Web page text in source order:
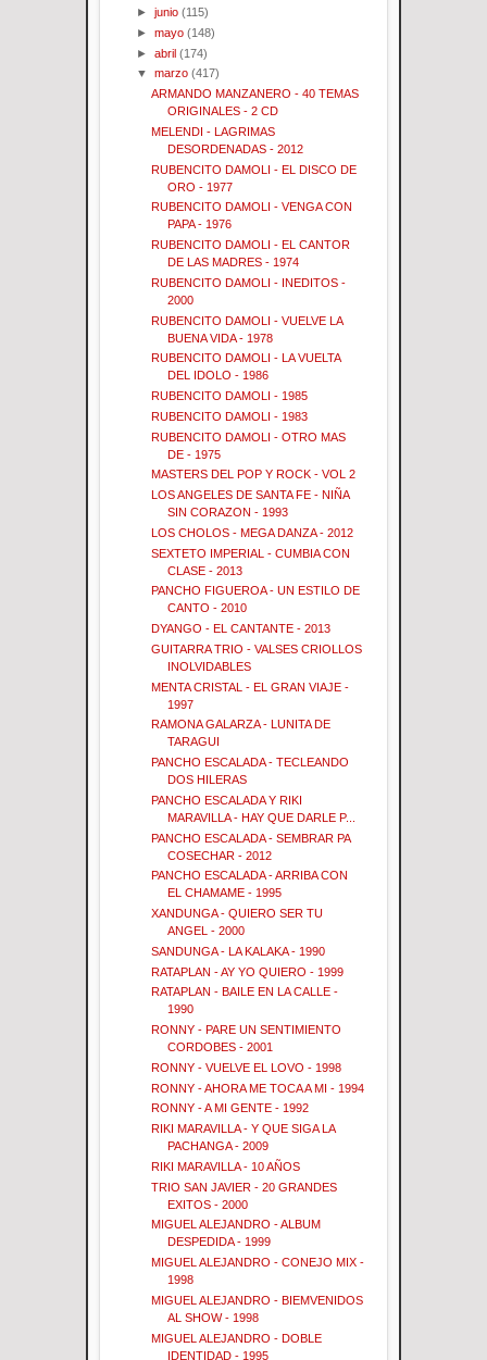
►junio (115)
►mayo (148)
►abril (174)
▼marzo (417)
ARMANDO MANZANERO - 40 TEMAS
ORIGINALES - 2 CD
MELENDI - LAGRIMAS
DESORDENADAS - 2012
RUBENCITO DAMOLI - EL DISCO DE
ORO - 1977
RUBENCITO DAMOLI - VENGA CON
PAPA - 1976
RUBENCITO DAMOLI - EL CANTOR
DE LAS MADRES - 1974
RUBENCITO DAMOLI - INEDITOS -
2000
RUBENCITO DAMOLI - VUELVE LA
BUENA VIDA - 1978
RUBENCITO DAMOLI - LA VUELTA
DEL IDOLO - 1986
RUBENCITO DAMOLI - 1985
RUBENCITO DAMOLI - 1983
RUBENCITO DAMOLI - OTRO MAS
DE - 1975
MASTERS DEL POP Y ROCK - VOL 2
LOS ANGELES DE SANTA FE - NIÑA
SIN CORAZON - 1993
LOS CHOLOS - MEGA DANZA - 2012
SEXTETO IMPERIAL - CUMBIA CON
CLASE - 2013
PANCHO FIGUEROA - UN ESTILO DE
CANTO - 2010
DYANGO - EL CANTANTE - 2013
GUITARRA TRIO - VALSES CRIOLLOS
INOLVIDABLES
MENTA CRISTAL - EL GRAN VIAJE -
1997
RAMONA GALARZA - LUNITA DE
TARAGUI
PANCHO ESCALADA - TECLEANDO
DOS HILERAS
PANCHO ESCALADA Y RIKI
MARAVILLA - HAY QUE DARLE P...
PANCHO ESCALADA - SEMBRAR PA
COSECHAR - 2012
PANCHO ESCALADA - ARRIBA CON
EL CHAMAME - 1995
XANDUNGA - QUIERO SER TU
ANGEL - 2000
SANDUNGA - LA KALAKA - 1990
RATAPLAN - AY YO QUIERO - 1999
RATAPLAN - BAILE EN LA CALLE -
1990
RONNY - PARE UN SENTIMIENTO
CORDOBES - 2001
RONNY - VUELVE EL LOVO - 1998
RONNY - AHORA ME TOCA A MI - 1994
RONNY - A MI GENTE - 1992
RIKI MARAVILLA - Y QUE SIGA LA
PACHANGA - 2009
RIKI MARAVILLA - 10 AÑOS
TRIO SAN JAVIER - 20 GRANDES
EXITOS - 2000
MIGUEL ALEJANDRO - ALBUM
DESPEDIDA - 1999
MIGUEL ALEJANDRO - CONEJO MIX -
1998
MIGUEL ALEJANDRO - BIEMVENIDOS
AL SHOW - 1998
MIGUEL ALEJANDRO - DOBLE
IDENTIDAD - 1995